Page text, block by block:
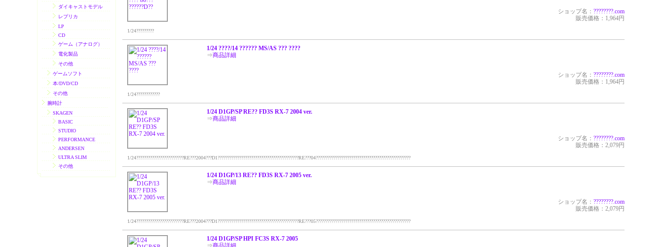
ダイキャストモデル
レプリカ
LP
CD
ゲーム（アナログ）
電化製品
その他
ゲームソフト
本/DVD/CD
その他
腕時計
SKAGEN
BASIC
STUDIO
PERFORMANCE
ANDERSEN
ULTRA SLIM
その他
ショップ名： ????????.com
販売価格：1,964円
1/24?????????
1/24 ????/14 ?????? MS/AS ??? ????
⇒商品詳細
ショップ名： ????????.com
販売価格：1,964円
1/24????????????
1/24 D1GP/SP RE?? FD3S RX-7 2004 ver.
⇒商品詳細
ショップ名： ????????.com
販売価格：2,079円
1/24????????????????????????RE???2004???D1?????????????????????????????????????????RE???04????????????????????????????????????????????????
1/24 D1GP/13 RE?? FD3S RX-7 2005 ver.
⇒商品詳細
ショップ名： ????????.com
販売価格：2,079円
1/24????????????????????????RE???2004???D1?????????????????????????????????????????RE???05????????????????????????????????????????????????
1/24 D1GP/SP HPI FC3S RX-7 2005
⇒商品詳細